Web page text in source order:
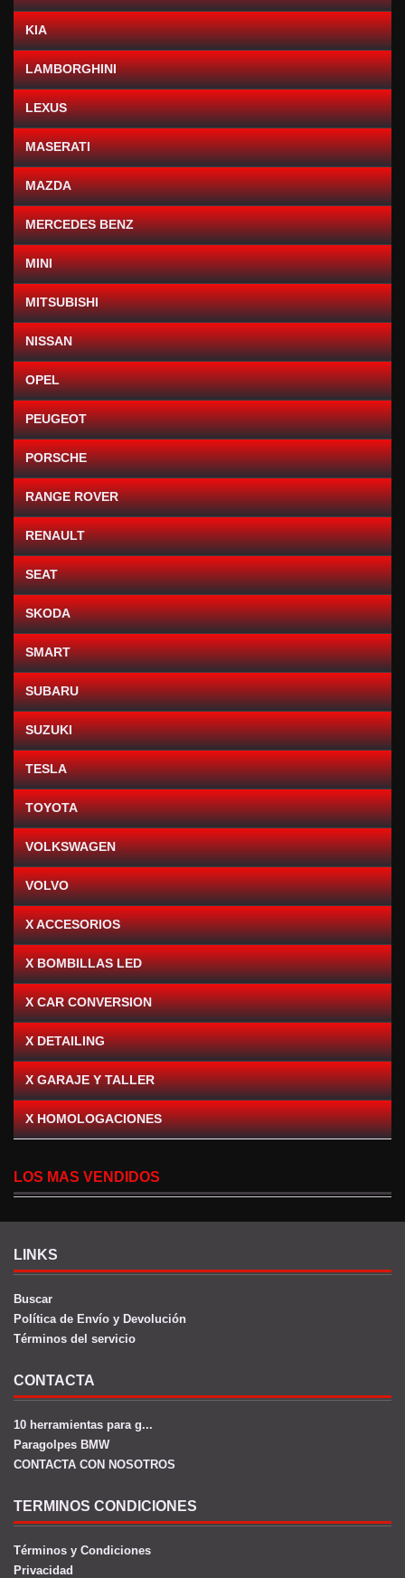
KIA
LAMBORGHINI
LEXUS
MASERATI
MAZDA
MERCEDES BENZ
MINI
MITSUBISHI
NISSAN
OPEL
PEUGEOT
PORSCHE
RANGE ROVER
RENAULT
SEAT
SKODA
SMART
SUBARU
SUZUKI
TESLA
TOYOTA
VOLKSWAGEN
VOLVO
X ACCESORIOS
X BOMBILLAS LED
X CAR CONVERSION
X DETAILING
X GARAJE Y TALLER
X HOMOLOGACIONES
LOS MAS VENDIDOS
LINKS
Buscar
Política de Envío y Devolución
Términos del servicio
CONTACTA
10 herramientas para g...
Paragolpes BMW
CONTACTA CON NOSOTROS
TERMINOS CONDICIONES
Términos y Condiciones
Privacidad